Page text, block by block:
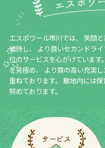
エスポワール市川では、
笑顔
維持し、
より良いセカンドライ
位のサービスを心がけています。
を見極め、
より質の高い充実
重ねております。 敷地内には保
努めております。